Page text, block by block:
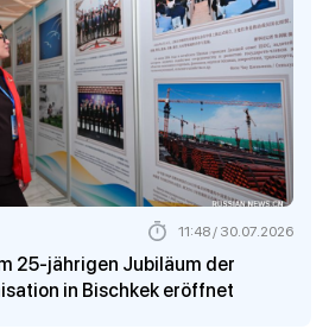
25-jährigen Jubiläum der
in Bischkek eröffnet
11:48 / 30.07.2026